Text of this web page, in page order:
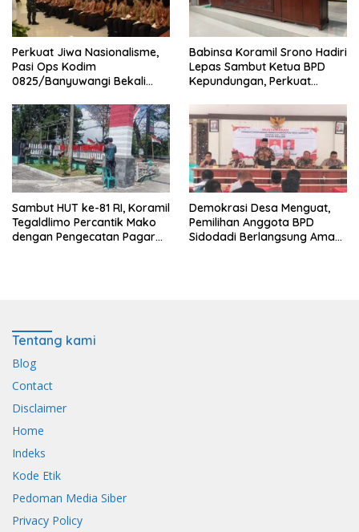
Perkuat Jiwa Nasionalisme,
Pasi Ops Kodim
0825/Banyuwangi Bekali
dengan Wawasan
Kebangsaan
Babinsa Koramil Srono Hadiri
Lepas Sambut Ketua BPD
Kepundungan, Perkuat
Sambut HUT ke-81 RI, Koramil
Tegaldlimo Percantik Mako
dengan Pengecatan Pagar
Demokrasi Desa Menguat,
Pemilihan Anggota BPD
Sidodadi Berlangsung Aman
Tentang kami
Blog
Contact
Disclaimer
Home
Indeks
Kode Etik
Pedoman Media Siber
Privacy Policy